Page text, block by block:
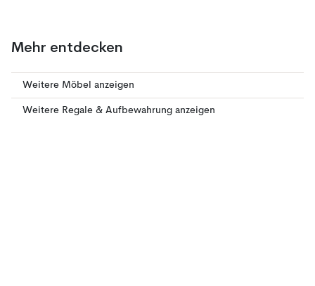
Mehr entdecken
Weitere Möbel anzeigen
Weitere Regale & Aufbewahrung anzeigen